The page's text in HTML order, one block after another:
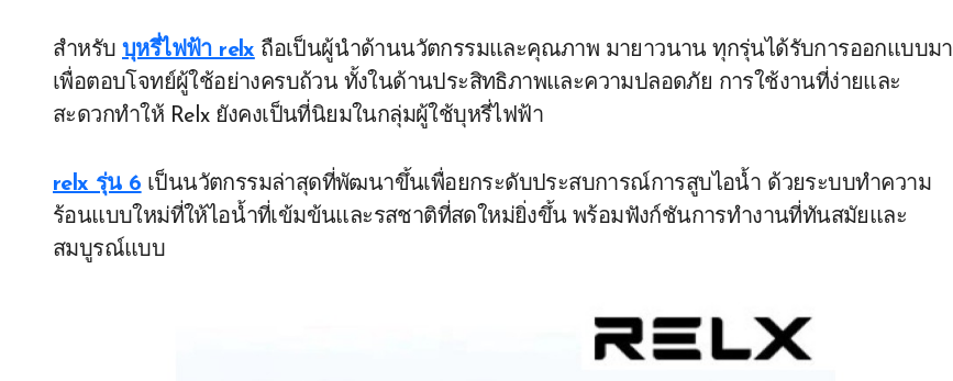
สำหรับ บุหรี่ไฟฟ้า relx ถือเป็นผู้นำด้านนวัตกรรมและคุณภาพ มายาวนาน ทุกรุ่นได้รับการออกแบบมา
เพื่อตอบโจทย์ผู้ใช้อย่างครบถ้วน ทั้งในด้านประสิทธิภาพและความปลอดภัย การใช้งานที่ง่ายและ
สะดวกทำให้ Relx ยังคงเป็นที่นิยมในกลุ่มผู้ใช้บุหรี่ไฟฟ้า
relx รุ่น 6 เป็นนวัตกรรมล่าสุดที่พัฒนาขึ้นเพื่อยกระดับประสบการณ์การสูบไอน้ำ ด้วยระบบทำความ
ร้อนแบบใหม่ที่ให้ไอน้ำที่เข้มข้นและรสชาติที่สดใหม่ยิ่งขึ้น พร้อมฟังก์ชันการทำงานที่ทันสมัยและ
สมบูรณ์แบบ